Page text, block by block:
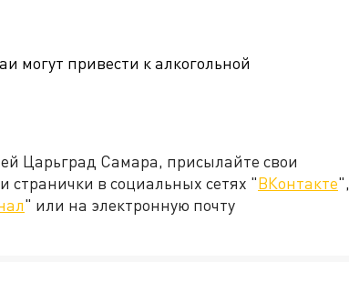
могут привести к алкогольной
Царьград Самара, присылайте свои
в социальных сетях "ВКонтакте",
" или на электронную почту